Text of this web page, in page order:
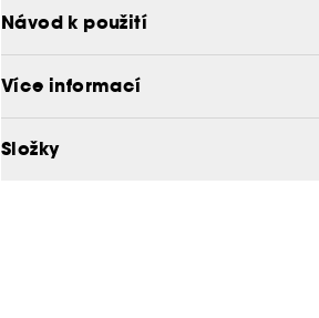
Oftalmologicky testováno.
Návod k použití
Více informací
Složky